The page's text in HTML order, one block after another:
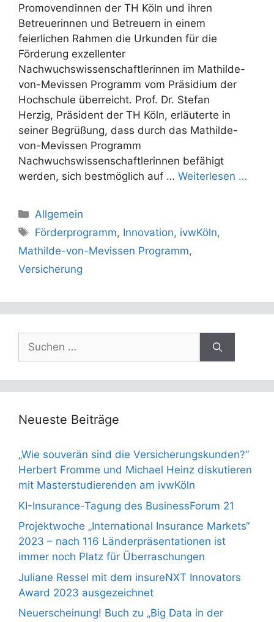
Promovendinnen der TH Köln und ihren
Betreuerinnen und Betreuern in einem
feierlichen Rahmen die Urkunden für die
Förderung exzellenter
Nachwuchswissenschaftlerinnen im Mathilde-
von-Mevissen Programm vom Präsidium der
Hochschule überreicht. Prof. Dr. Stefan
Herzig, Präsident der TH Köln, erläuterte in
seiner Begrüßung, dass durch das Mathilde-
von-Mevissen Programm
Nachwuchswissenschaftlerinnen befähigt
werden, sich bestmöglich auf … Weiterlesen …
Kategorien
Allgemein
Schlagwörter
Förderprogramm, Innovation, ivwKöln,
Mathilde-von-Mevissen Programm,
Versicherung
Suchen
nach:
Neueste Beiträge
„Wie souverän sind die Versicherungskunden?“
Herbert Fromme und Michael Heinz diskutieren
mit Masterstudierenden am ivwKöln
KI-Insurance-Tagung des BusinessForum 21
Projektwoche „International Insurance Markets“
2023 – nach 116 Länderpräsentationen ist
immer noch Platz für Überraschungen
Juliane Ressel mit dem insureNXT Innovators
Award 2023 ausgezeichnet
Neuerscheinung! Buch zu „Big Data in der